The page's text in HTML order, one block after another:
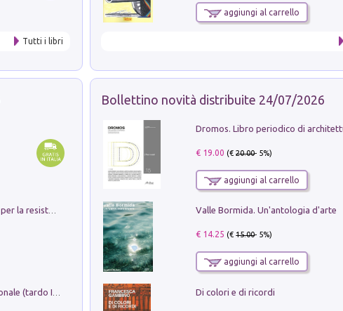
Tutti i libri
aggiungi al carrello
Memorial Santa Giulia. Sculture per la resistenza Monchio di Palagano
Bollettino novità distribuite 24/07/2026
€ 19.00 (€20.00- 5%)
aggiungi al carrello
Valle Bormida. Un'antologia d'arte
€ 14.25 (€15.00- 5%)
aggiungi al carrello
Di colori e di ricordi